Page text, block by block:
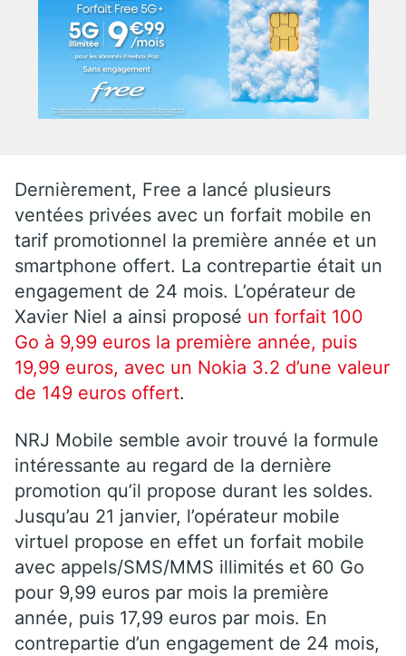
Dernièrement, Free a lancé plusieurs
ventées privées avec un forfait mobile en
tarif promotionnel la première année et un
smartphone offert. La contrepartie était un
engagement de 24 mois. L’opérateur de
Xavier Niel a ainsi proposé un forfait 100
Go à 9,99 euros la première année, puis
19,99 euros, avec un Nokia 3.2 d’une valeur
de 149 euros offert.
NRJ Mobile semble avoir trouvé la formule
intéressante au regard de la dernière
promotion qu’il propose durant les soldes.
Jusqu’au 21 janvier, l’opérateur mobile
virtuel propose en effet un forfait mobile
avec appels/SMS/MMS illimités et 60 Go
pour 9,99 euros par mois la première
année, puis 17,99 euros par mois. En
contrepartie d’un engagement de 24 mois,